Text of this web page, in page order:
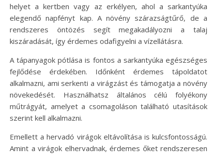
helyet a kertben vagy az erkélyen, ahol a sarkantyúka
elegendő napfényt kap. A növény szárazságtűrő, de a
rendszeres öntözés segít megakadályozni a talaj
kiszáradását, így érdemes odafigyelni a vízellátásra.
A tápanyagok pótlása is fontos a sarkantyúka egészséges
fejlődése érdekében. Időnként érdemes tápoldatot
alkalmazni, ami serkenti a virágzást és támogatja a növény
növekedését. Használhatsz általános célú folyékony
műtrágyát, amelyet a csomagoláson található utasítások
szerint kell alkalmazni.
Emellett a hervadó virágok eltávolítása is kulcsfontosságú.
Amint a virágok elhervadnak, érdemes őket rendszeresen